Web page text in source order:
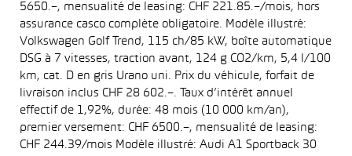
5650.–, mensualité de leasing: CHF 221.85.–/mois, hors
assurance casco complète obligatoire. Modèle illustré:
Volkswagen Golf Trend, 115 ch/85 kW, boîte automatique
DSG à 7 vitesses, traction avant, 124 g CO2/km, 5,4 l/100
km, cat. D en gris Urano uni. Prix du véhicule, forfait de
livraison inclus CHF 28 602.–. Taux d’intérêt annuel
effectif de 1,92%, durée: 48 mois (10 000 km/an),
premier versement: CHF 6500.–, mensualité de leasing:
CHF 244.39/mois Modèle illustré: Audi A1 Sportback 30